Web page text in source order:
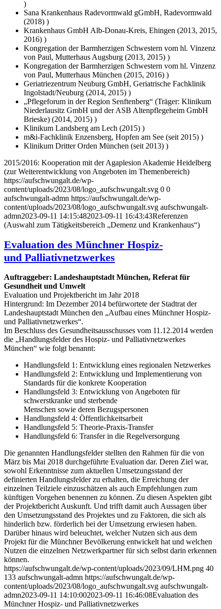
)
Sana Krankenhaus Radevormwald gGmbH, Radevormwald
(2018) )
Krankenhaus GmbH Alb-Donau-Kreis, Ehingen (2013, 2015,
2016) )
Kongregation der Barmherzigen Schwestern vom hl. Vinzenz
von Paul, Mutterhaus Augsburg (2013, 2015) )
Kongregation der Barmherzigen Schwestern vom hl. Vinzenz
von Paul, Mutterhaus München (2015, 2016) )
Geriatriezentrum Neuburg GmbH, Geriatrische Fachklinik
Ingolstadt/Neuburg (2014, 2015) )
„Pflegeforum in der Region Senftenberg“ (Träger: Klinikum
Niederlausitz GmbH und der ASB Altenpflegeheim GmbH
Brieske) (2014, 2015) )
Klinikum Landsberg am Lech (2015) )
m&i-Fachklinik Enzensberg, Hopfen am See (seit 2015) )
Klinikum Dritter Orden München (seit 2013) )
2015/2016: Kooperation mit der Agaplesion Akademie Heidelberg
(zur Weiterentwicklung von Angeboten im Themenbereich)
https://aufschwungalt.de/wp-
content/uploads/2023/08/logo_aufschwungalt.svg 0 0
aufschwungalt-admn https://aufschwungalt.de/wp-
content/uploads/2023/08/logo_aufschwungalt.svg aufschwungalt-
admn2023-09-11 14:15:482023-09-11 16:43:43Referenzen
(Auswahl zum Tätigkeitsbereich „Demenz und Krankenhaus“)
Evaluation des Münchner Hospiz-
und Palliativnetzwerkes
Auftraggeber: Landeshauptstadt München, Referat für
Gesundheit und Umwelt
Evaluation und Projektbericht im Jahr 2018
Hintergrund: Im Dezember 2014 befürwortete der Stadtrat der
Landeshauptstadt München den „Aufbau eines Münchner Hospiz-
und Palliativnetzwerkes“.
Im Beschluss des Gesundheitsausschusses vom 11.12.2014 werden
die „Handlungsfelder des Hospiz- und Palliativnetzwerkes
München“ wie folgt benannt:
Handlungsfeld 1: Entwicklung eines regionalen Netzwerkes
Handlungsfeld 2: Entwicklung und Implementierung von
Standards für die konkrete Kooperation
Handlungsfeld 3: Entwicklung von Angeboten für
schwerstkranke und sterbende
Menschen sowie deren Bezugspersonen
Handlungsfeld 4: Öffentlichkeitsarbeit
Handlungsfeld 5: Theorie-Praxis-Transfer
Handlungsfeld 6: Transfer in die Regelversorgung
Die genannten Handlungsfelder stellten den Rahmen für die von
März bis Mai 2018 durchgeführte Evaluation dar. Deren Ziel war,
sowohl Erkenntnisse zum aktuellen Umsetzungsstand der
definierten Handlungsfelder zu erhalten, die Erreichung der
einzelnen Teilziele einzuschätzen als auch Empfehlungen zum
künftigen Vorgehen benennen zu können. Zu diesen Aspekten gibt
der Projektbericht Auskunft. Und trifft damit auch Aussagen über
den Umsetzungsstand des Projektes und zu Faktoren, die sich als
hinderlich bzw. förderlich bei der Umsetzung erwiesen haben.
Darüber hinaus wird beleuchtet, welcher Nutzen sich aus dem
Projekt für die Münchner Bevölkerung entwickelt hat und welchen
Nutzen die einzelnen Netzwerkpartner für sich selbst darin erkennen
können.
https://aufschwungalt.de/wp-content/uploads/2023/09/LHM.png 40
133 aufschwungalt-admn https://aufschwungalt.de/wp-
content/uploads/2023/08/logo_aufschwungalt.svg aufschwungalt-
admn2023-09-11 14:10:002023-09-11 16:46:08Evaluation des
Münchner Hospiz- und Palliativnetzwerkes